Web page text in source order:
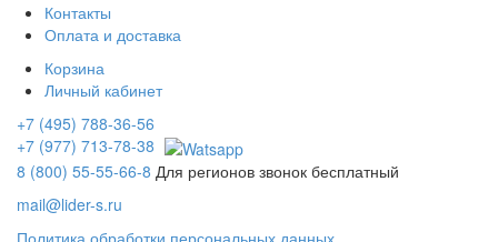
Контакты
Оплата и доставка
Корзина
Личный кабинет
+7 (495) 788-36-56
+7 (977) 713-78-38
8 (800) 55-55-66-8 Для регионов звонок бесплатный
mail@lider-s.ru
Политика обработки персональных данных